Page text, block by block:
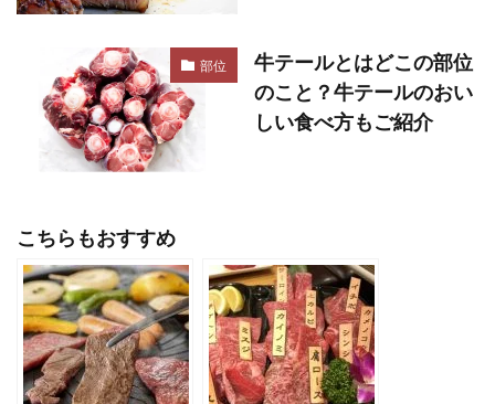
部位
牛テールとはどこの部位
のこと？牛テールのおい
しい食べ方もご紹介
こちらもおすすめ